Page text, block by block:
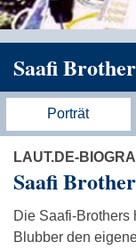
Saafi
Porträt
LAUT.DE-
Saafi
Die Saafi-Brothers
Blubber den